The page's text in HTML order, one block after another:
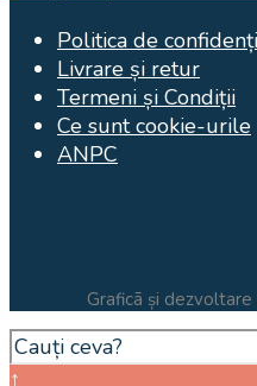
Politica de
Livrare și retur
Termeni și Condiții
Ce sunt cookie-urile
ANPC
Graficã și
Search
for:
Close
↑